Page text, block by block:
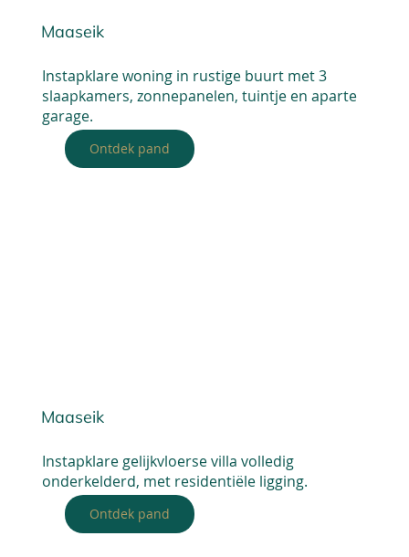
Maaseik
Instapklare woning in rustige buurt met 3
slaapkamers, zonnepanelen, tuintje en aparte
garage.
Ontdek pand
Maaseik
Instapklare gelijkvloerse villa volledig
onderkelderd, met residentiële ligging.
Ontdek pand